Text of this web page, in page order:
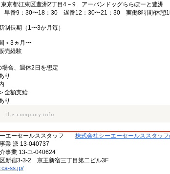
京都江東区豊洲2丁目4－9 アーバンドッグららぽーと豊洲
早番9：30〜18：30 遅番12：30〜21：30 実働8時間/休憩1
制長期（1〜3か月毎）
＞3ヵ月〜
売経験
場合、週休2日を想定
り
全額支給
り
エーセールススタッフ
株式会社シーエーセールススタッ
業 派 13-040737
事業 13-ユ-040624
新宿3-3-2 京王新宿三丁目第二ビル3F
ss.jp/